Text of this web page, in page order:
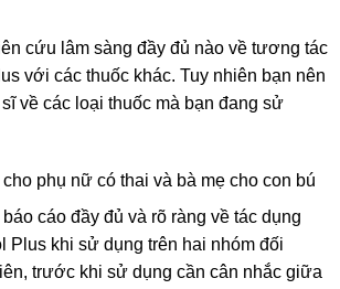
cứu lâm sàng đầy đủ nào về tương tác
với các thuốc khác. Tuy nhiên bạn nên
về các loại thuốc mà bạn đang sử
phụ nữ có thai và bà mẹ cho con bú
cáo đầy đủ và rõ ràng về tác dụng
Plus khi sử dụng trên hai nhóm đối
trước khi sử dụng cần cân nhắc giữa